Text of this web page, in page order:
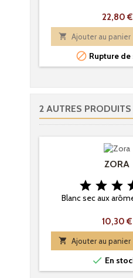
Prix
22,80 €
 Ajouter au panier
 Rupture
2 AUTRES
ZORA
  
Blanc sec aux
Prix
10,30 €
 Ajouter au panier
 En